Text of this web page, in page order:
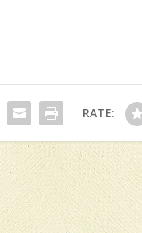
RATE: